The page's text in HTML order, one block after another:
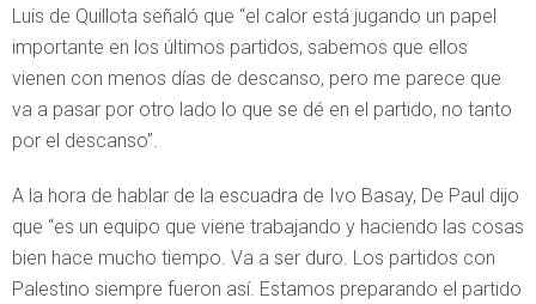
Luis de Quillota señaló que “el calor está jugando un papel
importante en los últimos partidos, sabemos que ellos
vienen con menos días de descanso, pero me parece que
va a pasar por otro lado lo que se dé en el partido, no tanto
por el descanso”.
A la hora de hablar de la escuadra de Ivo Basay, De Paul dijo
que “es un equipo que viene trabajando y haciendo las cosas
bien hace mucho tiempo. Va a ser duro. Los partidos con
Palestino siempre fueron así. Estamos preparando el partido